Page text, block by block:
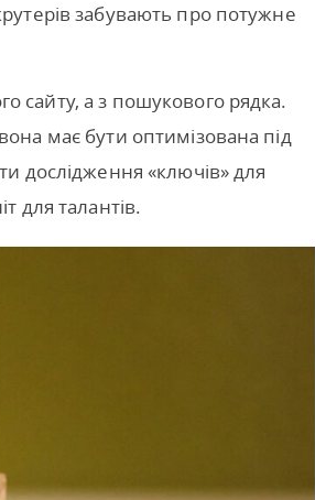
забувають про потужне
сайту, а з пошукового рядка.
має бути оптимізована під
дослідження «ключів» для
для талантів.